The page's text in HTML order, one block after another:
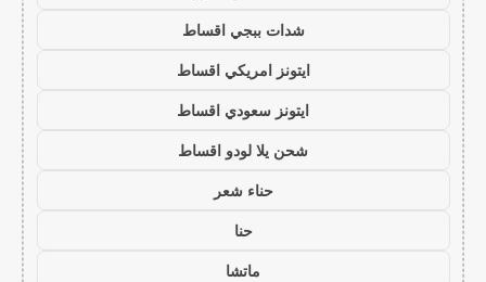
شدات ببجي اقساط
ايتونز امريكي اقساط
ايتونز سعودي اقساط
شحن يلا لودو اقساط
حناء شعر
حنا
ماتشا